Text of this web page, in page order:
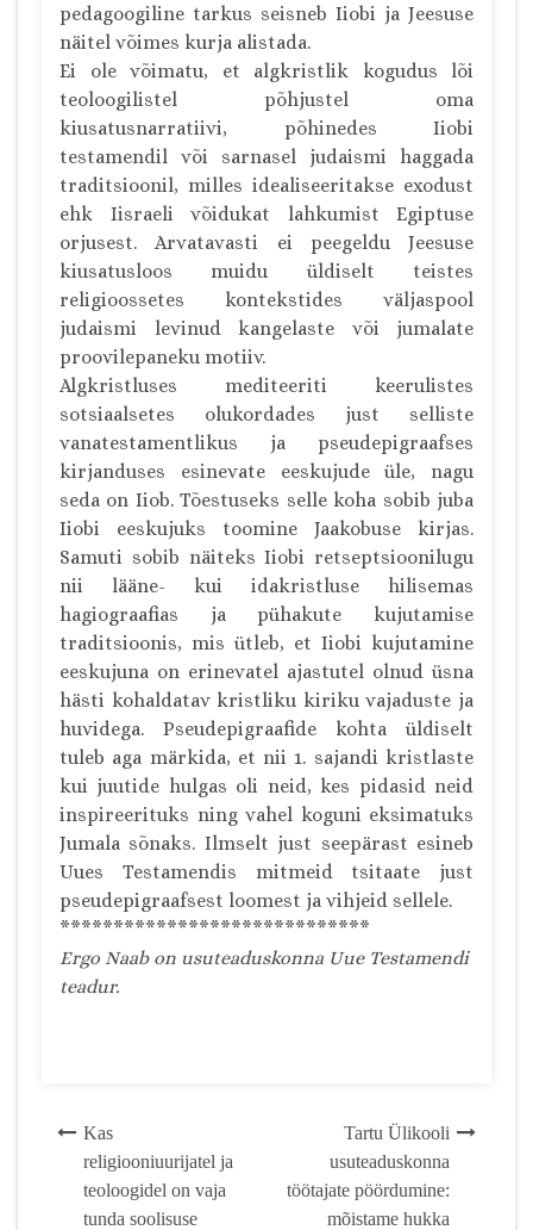
pedagoogiline tarkus seisneb Iiobi ja Jeesuse
näitel võimes kurja alistada.
Ei ole võimatu, et algkristlik kogudus lõi
teoloogilistel põhjustel oma
kiusatusnarratiivi, põhinedes Iiobi
testamendil või sarnasel judaismi haggada
traditsioonil, milles idealiseeritakse exodust
ehk Iisraeli võidukat lahkumist Egiptuse
orjusest. Arvatavasti ei peegeldu Jeesuse
kiusatusloos muidu üldiselt teistes
religioossetes kontekstides väljaspool
judaismi levinud kangelaste või jumalate
proovilepaneku motiiv.
Algkristluses mediteeriti keerulistes
sotsiaalsetes olukordades just selliste
vanatestamentlikus ja pseudepigraafses
kirjanduses esinevate eeskujude üle, nagu
seda on Iiob. Tõestuseks selle koha sobib juba
Iiobi eeskujuks toomine Jaakobuse kirjas.
Samuti sobib näiteks Iiobi retseptsioonilugu
nii lääne- kui idakristluse hilisemas
hagiograafias ja pühakute kujutamise
traditsioonis, mis ütleb, et Iiobi kujutamine
eeskujuna on erinevatel ajastutel olnud üsna
hästi kohaldatav kristliku kiriku vajaduste ja
huvidega. Pseudepigraafide kohta üldiselt
tuleb aga märkida, et nii 1. sajandi kristlaste
kui juutide hulgas oli neid, kes pidasid neid
inspireerituks ning vahel koguni eksimatuks
Jumala sõnaks. Ilmselt just seepärast esineb
Uues Testamendis mitmeid tsitaate just
pseudepigraafsest loomest ja vihjeid sellele.
*****************************
Ergo Naab on usuteaduskonna Uue Testamendi
teadur.
Post
navigation
Kas
religiooniuurijatel ja
teoloogidel on vaja
tunda soolisuse
Tartu Ülikooli
usuteaduskonna
töötajate pöördumine:
mõistame hukka